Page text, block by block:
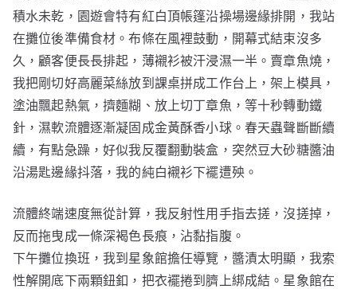
積水未乾，園遊會特有紅白頂帳篷沿操場邊緣排開，我站
在攤位後準備食材。布條在風裡鼓動，開幕式結束沒多
久，顧客便長長排起，薄襯衫被汗浸濕一半。賣章魚燒，
我把剛切好高麗菜絲放到課桌拼成工作台上，架上模具，
塗油飄起熱氣，擠麵糊、放上切丁章魚，等十秒轉動鐵
針，濕軟流體逐漸凝固成金黃酥香小球。春天蟲聲斷斷續
續，有點急躁，好似我反覆翻動裝盒，突然豆大砂糖醬油
沿湯匙邊緣抖落，我的純白襯衫下襬遭殃。
流體終端速度無從計算，我反射性用手指去搓，沒搓掉，
反而拖曳成一條深褐色長痕，沾黏指腹。
下午攤位換班，我到星象館擔任導覽，醬漬太明顯，我索
性解開底下兩顆鈕釦，把衣襬捲到臍上綁成結。星象館在